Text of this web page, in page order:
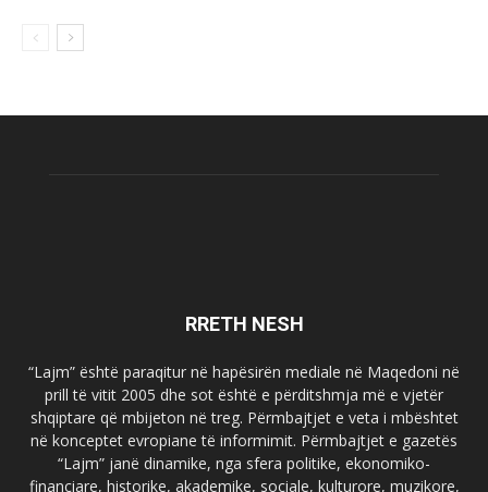
RRETH NESH
“Lajm” është paraqitur në hapësirën mediale në Maqedoni në
prill të vitit 2005 dhe sot është e përditshmja më e vjetër
shqiptare që mbijeton në treg. Përmbajtjet e veta i mbështet
në konceptet evropiane të informimit. Përmbajtjet e gazetës
“Lajm” janë dinamike, nga sfera politike, ekonomiko-
financiare, historike, akademike, sociale, kulturore, muzikore,